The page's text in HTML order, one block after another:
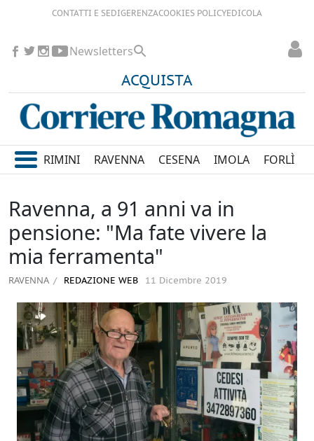
CONTATTI E SEDIGERENZACOOKIES POLICYEDICOLA
ACQUISTA
Newsletters
RIMINI RAVENNA CESENA IMOLA FORLÌ
Ravenna, a 91 anni va in
pensione: "Ma fate vivere la
mia ferramenta"
RAVENNA REDAZIONE WEB 11 Dicembre 2019